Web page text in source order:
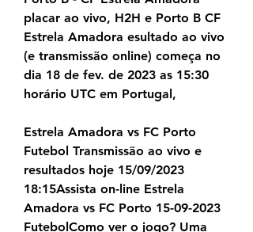
placar ao vivo, H2H e Porto B CF
Estrela Amadora esultado ao vivo
(e transmissão online) começa no
dia 18 de fev. de 2023 as 15:30
horário UTC em Portugal,
Estrela Amadora vs FC Porto
Futebol Transmissão ao vivo e
resultados hoje 15/09/2023
18:15Assista on-line Estrela
Amadora vs FC Porto 15-09-2023
FutebolComo ver o jogo? Uma